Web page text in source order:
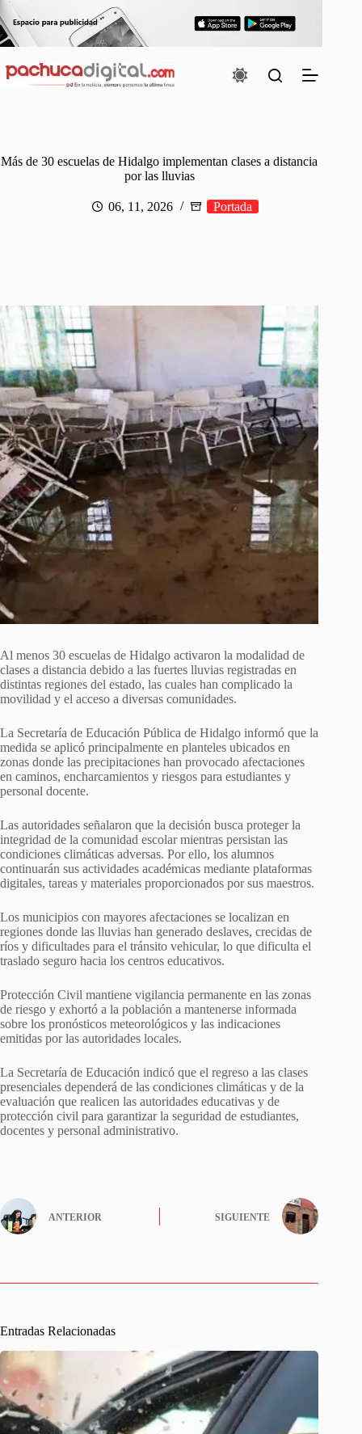
Saltar
al
contenido
Más de 30 escuelas de Hidalgo implementan clases a distancia
por las lluvias
06, 11, 2026 Portada
Al menos 30 escuelas de Hidalgo activaron la modalidad de
clases a distancia debido a las fuertes lluvias registradas en
distintas regiones del estado, las cuales han complicado la
movilidad y el acceso a diversas comunidades.
La Secretaría de Educación Pública de Hidalgo informó que la
medida se aplicó principalmente en planteles ubicados en
zonas donde las precipitaciones han provocado afectaciones
en caminos, encharcamientos y riesgos para estudiantes y
personal docente.
Las autoridades señalaron que la decisión busca proteger la
integridad de la comunidad escolar mientras persistan las
condiciones climáticas adversas. Por ello, los alumnos
continuarán sus actividades académicas mediante plataformas
digitales, tareas y materiales proporcionados por sus maestros.
Los municipios con mayores afectaciones se localizan en
regiones donde las lluvias han generado deslaves, crecidas de
ríos y dificultades para el tránsito vehicular, lo que dificulta el
traslado seguro hacia los centros educativos.
Protección Civil mantiene vigilancia permanente en las zonas
de riesgo y exhortó a la población a mantenerse informada
sobre los pronósticos meteorológicos y las indicaciones
emitidas por las autoridades locales.
La Secretaría de Educación indicó que el regreso a las clases
presenciales dependerá de las condiciones climáticas y de la
evaluación que realicen las autoridades educativas y de
protección civil para garantizar la seguridad de estudiantes,
docentes y personal administrativo.
ANTERIOR SIGUIENTE
Entradas Relacionadas